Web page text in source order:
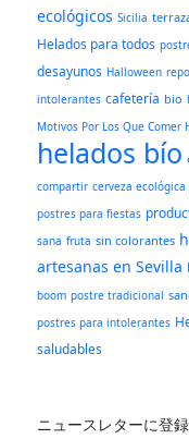
ecológicos Sicilia
Helados para todos
desayunos Halloween
intolerantes cafetería bio
Motivos Por Los Que Comer
helados bío
compartir cerveza ecológica
postres para fiestas
sana fruta sin colorantes
artesanas en Sevilla
boom postre tradicional
postres para intolerantes
saludables
ニュースレターに登